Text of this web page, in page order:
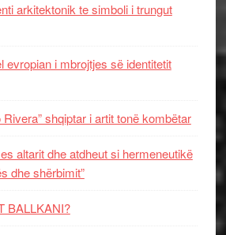
arkitektonik te simboli i trungut
evropian i mbrojtjes së identitetit
shqiptar i artit tonë kombëtar
altarit dhe atdheut si hermeneutikë
dhe shërbimit”
BALLKANI?